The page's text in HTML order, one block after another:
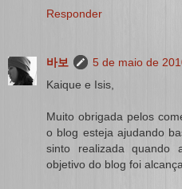
Responder
바보
5 de maio de
Kaique e Isis,
Muito obrigada pelos
o blog esteja ajudando
sinto realizada quando
objetivo do blog foi